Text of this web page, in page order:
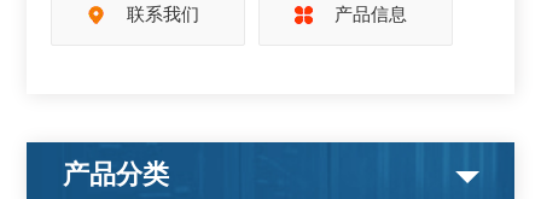
联系我们 产品信息
产品分类